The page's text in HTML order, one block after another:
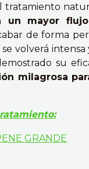
tratamiento
un mayor
de forma
volverá intensa
su
milagrosa